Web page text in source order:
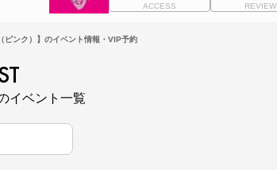
ACCESS REVIEW
ピンク）】のイベント情報・VIP予約
イベント一覧